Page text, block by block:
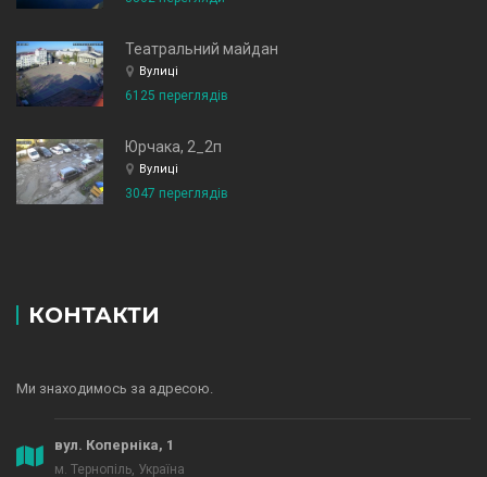
Театральний майдан
Вулиці
6125 переглядів
Юрчака, 2_2п
Вулиці
3047 переглядів
КОНТАКТИ
Ми знаходимось за адресою.
вул. Коперніка, 1
м. Тернопіль, Україна